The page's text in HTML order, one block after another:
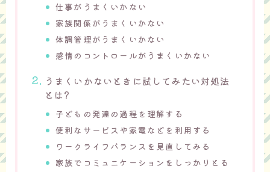
仕事がうまくいかない
家族関係がうまくいかない
体調管理がうまくいかない
感情のコントロールがうまくいかない
うまくいかないときに試してみたい対処法
とは?
子どもの発達の過程を理解する
便利なサービスや家電などを利用する
ワークライフバランスを見直してみる
家族でコミュニケーションをしっかりとる